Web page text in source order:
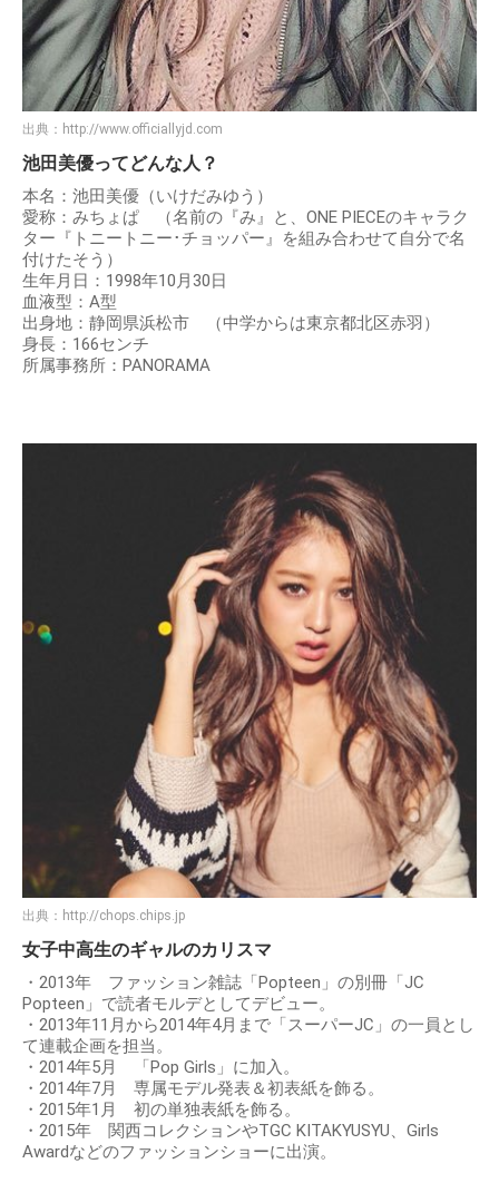
出典： http://www.officiallyjd.com
池田美優ってどんな人？
本名：池田美優（いけだみゆう）
愛称：みちょぱ （名前の『み』と、ONE PIECEのキャラク
ター『トニートニー･チョッパー』を組み合わせて自分で名
付けたそう）
生年月日：1998年10月30日
血液型：A型
出身地：静岡県浜松市 （中学からは東京都北区赤羽）
身長：166センチ
所属事務所：PANORAMA
出典： http://chops.chips.jp
女子中高生のギャルのカリスマ
・2013年 ファッション雑誌「Popteen」の別冊「JC
Popteen」で読者モルデとしてデビュー。
・2013年11月から2014年4月まで「スーパーJC」の一員とし
て連載企画を担当。
・2014年5月 「Pop Girls」に加入。
・2014年7月 専属モデル発表＆初表紙を飾る。
・2015年1月 初の単独表紙を飾る。
・2015年 関西コレクションやTGC KITAKYUSYU、Girls
Awardなどのファッションショーに出演。